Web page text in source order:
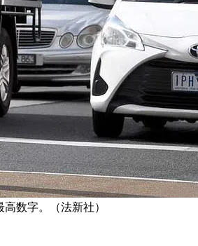
数字。（法新社）